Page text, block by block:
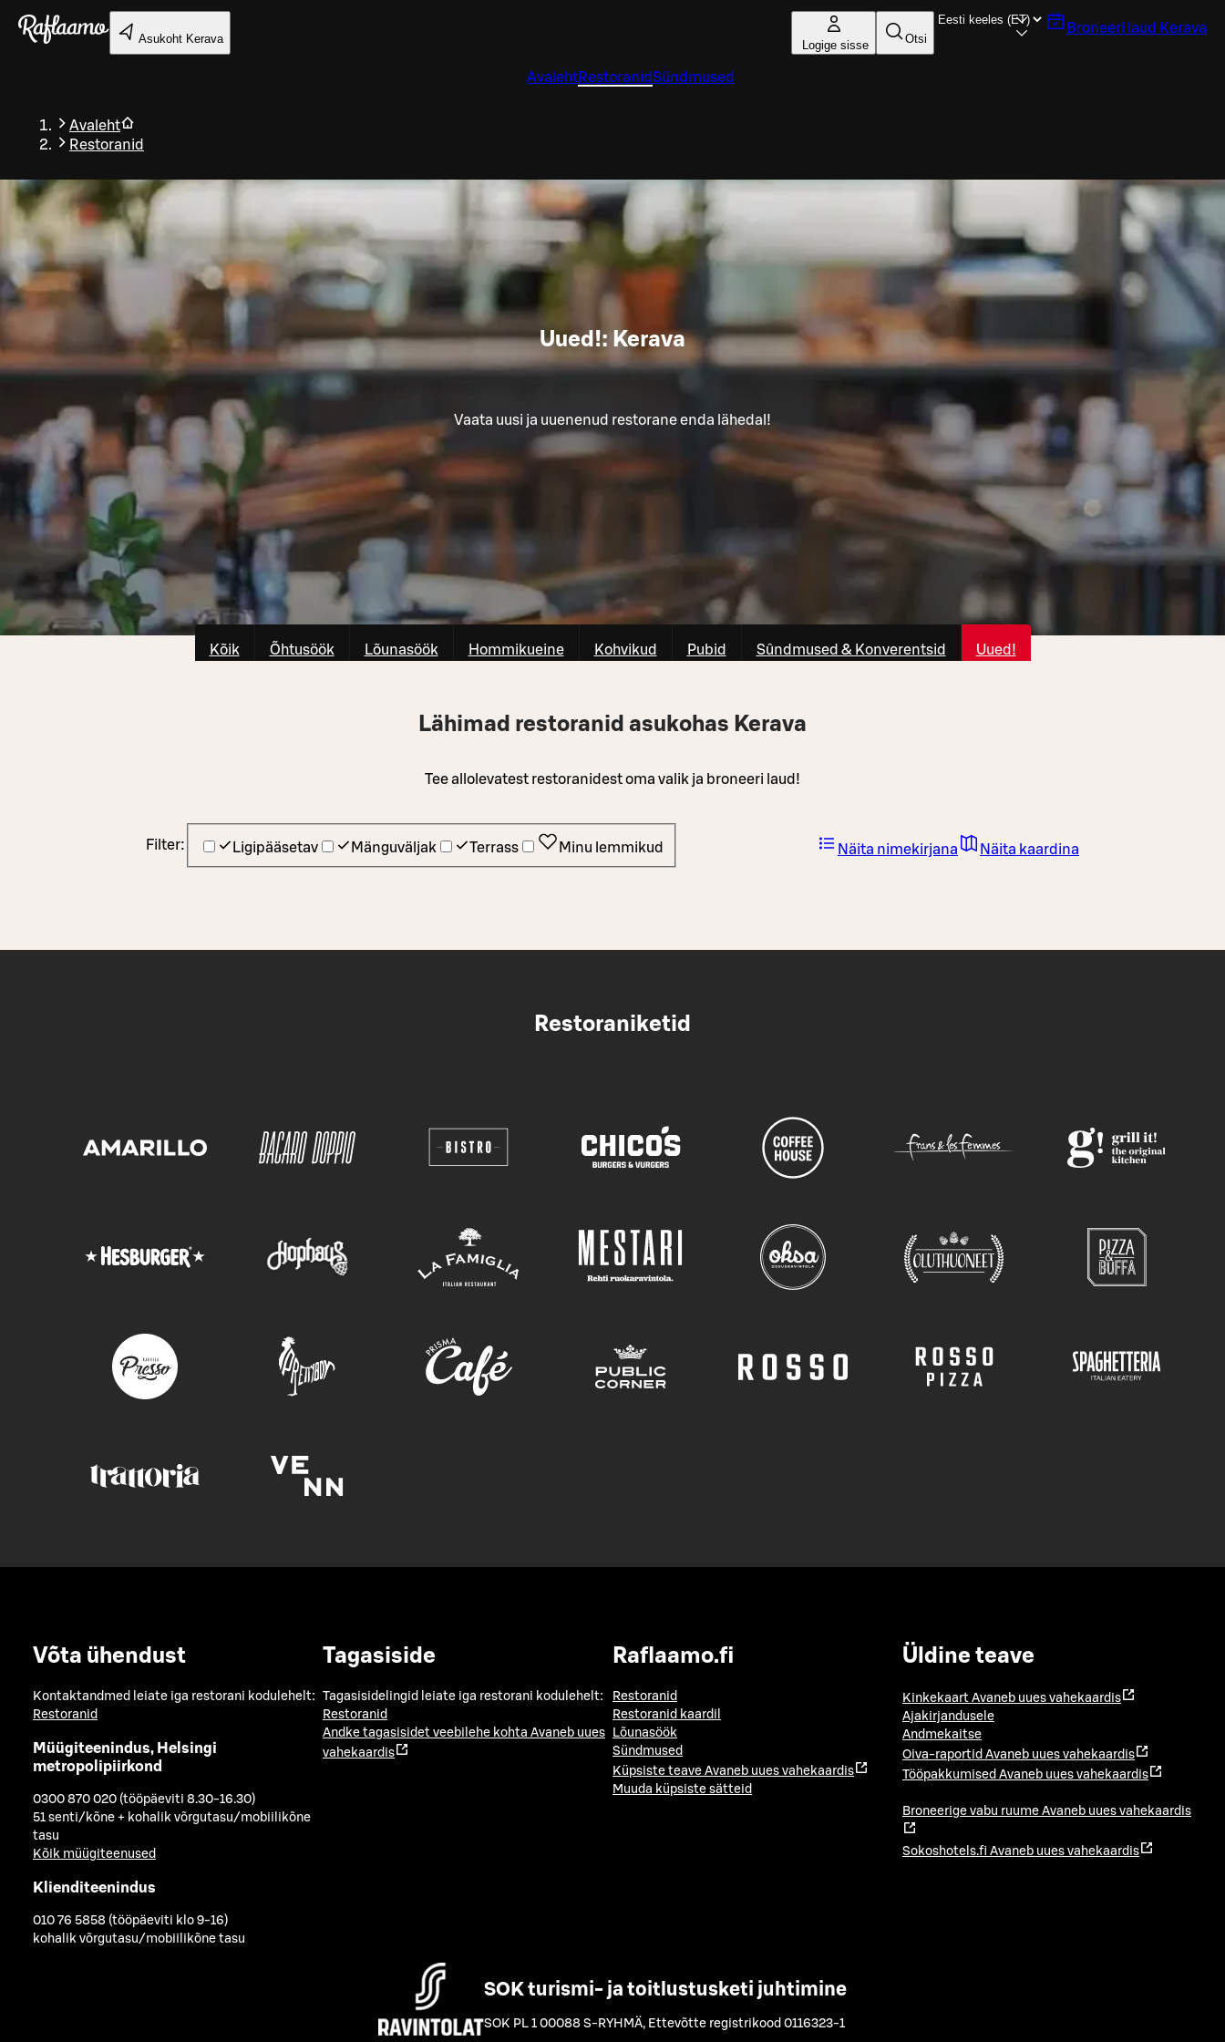
Liigu peamise sisu juurde
Asukoht Kerava Logige sisse Otsi
Broneeri laud Kerava
AvalehtRestoranidSündmused
Avaleht
Restoranid
Uued!: Kerava
Vaata uusi ja uuenenud restorane enda lähedal!
Kõik Õhtusöök Lõunasöök Hommikueine Kohvikud Pubid Sûndmused & Konverentsid Uued!
Lähimad restoranid asukohas Kerava
Tee allolevatest restoranidest oma valik ja broneeri laud!
Filter: Ligipääsetav Mänguväljak Terrass Minu lemmikud Näita nimekirjana Näita kaardina
Restoraniketid
Võta ühendust
Kontaktandmed leiate iga restorani kodulehelt:
Restoranid
Müügiteenindus, Helsingi
metropolipiirkond
0300 870 020 (tööpäeviti 8.30-16.30)
51 senti/kõne + kohalik võrgutasu/mobiilikõne
tasu
Kõik müügiteenused
Klienditeenindus
010 76 5858 (tööpäeviti klo 9-16)
kohalik võrgutasu/mobiilikõne tasu
Tagasiside
Tagasisidelingid leiate iga restorani kodulehelt:
Restoranid
Andke tagasisidet veebilehe kohta Avaneb uues
vahekaardis
Raflaamo.fi
Restoranid
Restoranid kaardil
Lõunasöök
Sündmused
Küpsiste teave Avaneb uues vahekaardis
Muuda küpsiste sätteid
Üldine teave
Kinkekaart Avaneb uues vahekaardis
Ajakirjandusele
Andmekaitse
Oiva-raportid Avaneb uues vahekaardis
Tööpakkumised Avaneb uues vahekaardis
Broneerige vabu ruume Avaneb uues vahekaardis
Sokoshotels.fi Avaneb uues vahekaardis
SOK turismi- ja toitlustusketi juhtimine
SOK PL 1 00088 S-RYHMÄ, Ettevõtte registrikood 0116323-1